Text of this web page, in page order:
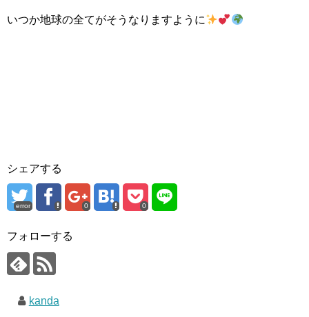
いつか地球の全てがそうなりますように
シェアする
error 0 0
フォローする
kanda